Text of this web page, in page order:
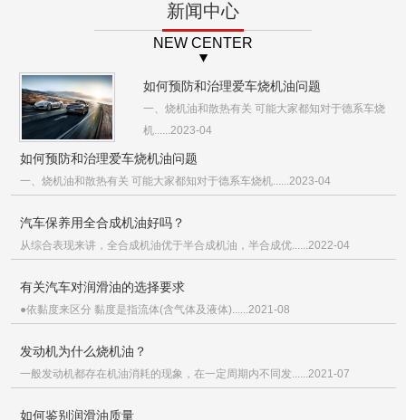
新闻中心
NEW CENTER
如何预防和治理爱车烧机油问题
一、烧机油和散热有关 可能大家都知对于德系车烧
机......2023-04
如何预防和治理爱车烧机油问题
一、烧机油和散热有关 可能大家都知对于德系车烧机......2023-04
汽车保养用全合成机油好吗？
从综合表现来讲，全合成机油优于半合成机油，半合成优......2022-04
有关汽车对润滑油的选择要求
●依黏度来区分 黏度是指流体(含气体及液体)......2021-08
发动机为什么烧机油？
一般发动机都存在机油消耗的现象，在一定周期内不同发......2021-07
如何鉴别润滑油质量